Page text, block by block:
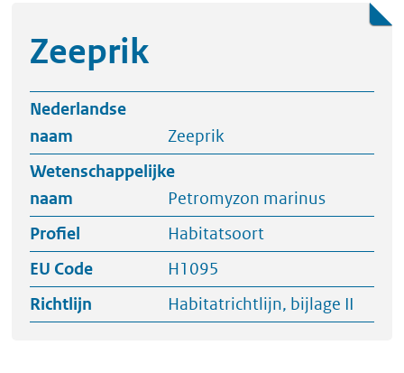
Zeeprik
Nederlandse
naam
Zeeprik
Wetenschappelijke
naam
Petromyzon marinus
Profiel
Habitatsoort
EU Code
H1095
Richtlijn
Habitatrichtlijn, bijlage II